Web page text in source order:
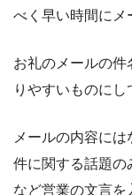
べく早い時間にメ
お礼のメールの
りやすいものにし
メールの内容に
件に関する話題の
など営業の文言を